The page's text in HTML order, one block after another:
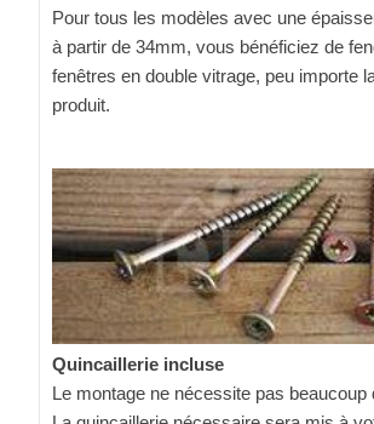
Pour tous les modèles avec une
à partir de 34mm, vous bénéficiez de
fenêtres en double vitrage, peu importe
produit.
Quincaillerie incluse
Le montage ne nécessite pas